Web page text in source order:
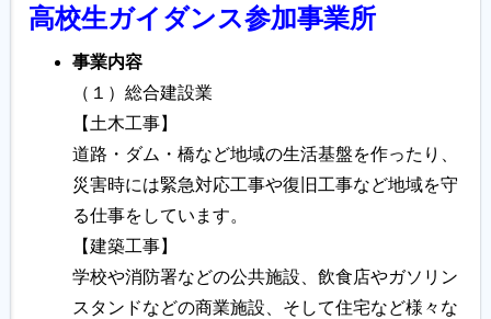
高校生ガイダンス参加事業所
事業内容
（１）総合建設業
【土木工事】
道路・ダム・橋など地域の生活基盤を作ったり、
災害時には緊急対応工事や復旧工事など地域を守
る仕事をしています。
【建築工事】
学校や消防署などの公共施設、飲食店やガソリン
スタンドなどの商業施設、そして住宅など様々な